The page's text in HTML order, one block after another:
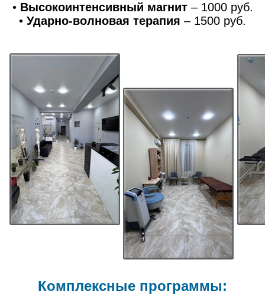
• Высокоинтенсивный магнит– 1000 руб.
• Ударно-волновая терапия – 1500 руб.
Комплексные программы: